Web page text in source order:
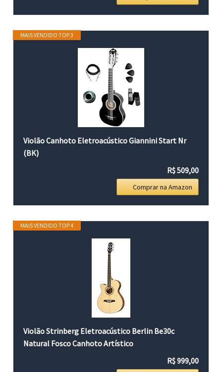
MAIS VENDIDO TOP 3
Violão Canhoto Eletroacústico Giannini Start Nr
(BK)
R$ 509,00
Comprar na Amazon
MAIS VENDIDO TOP 4
Violão Strinberg Eletroacústico Berlin Be30c
Natural Fosco Canhoto Artístico
R$ 999,00